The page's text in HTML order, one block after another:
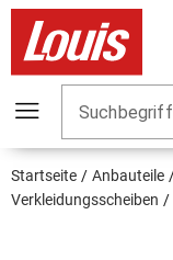
Suchbegriff
Startseite Anbauteile
Verkleidungsscheiben